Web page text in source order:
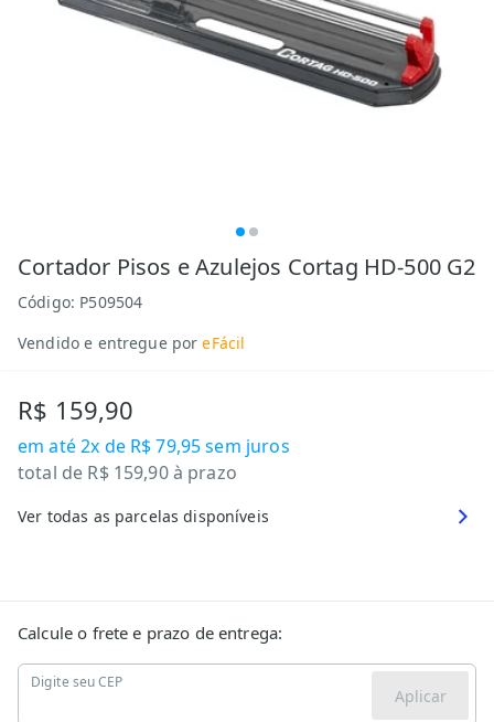
Cortador Pisos e Azulejos Cortag HD-500 G2
Código: P509504
Vendido e entregue por eFácil
R$ 159,90
em até2x de R$ 79,95sem juros
total de R$ 159,90à prazo
Ver todas as parcelas disponíveis
Calcule o frete e prazo de entrega:
Digite seu CEP
Aplicar